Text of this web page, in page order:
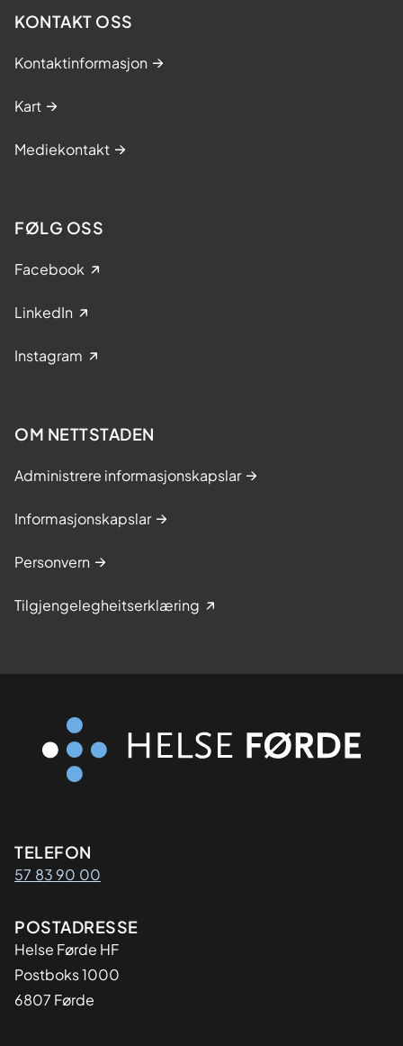
KONTAKT OSS
Kontaktinformasjon
Kart
Mediekontakt
FØLG OSS
Facebook
LinkedIn
Instagram
OM NETTSTADEN
Administrere informasjonskapslar
Informasjonskapslar
Personvern
Tilgjengelegheitserklæring
Kontaktinformasjon
TELEFON
57 83 90 00
Adresse
POSTADRESSE
Helse Førde HF
Postboks 1000
6807 Førde